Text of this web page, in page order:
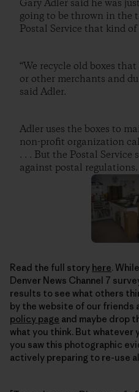
Gary Adler said he was
going to be thrown in the
Postal Service that kind
“We recycle old boxes
or other merchants and
said Adler.
Adler uses the boxes to
non-profit organization
. . . But the Postal Service
against postal regulations.
Read the full story here.
Denver News Channel 7
results to see what others
by the website of our friends
policy page and maybe drop
what you think. But whatever
you saw this photographic
actively preparing to re-use